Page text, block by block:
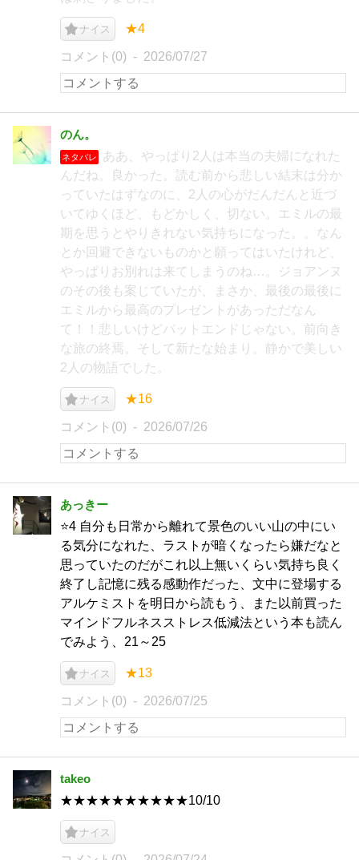
ナイス ★4
コメント(0) 2026/07/27
のん。
ネタバレ
ああ、やっぱり2人は本当の夫婦になれた
んだね。良かった。読む前から悲しい結末は分か
っていたはずなのに、2人の心がだんだんと近づ
いてゆくほど、もどかしく、切ない。エミルの最
期を思うとやりきれない気持ちになった。。なん
とか回避できないものかと願ってはいたけれど、
やっぱりお別れは来てしまうのね…。ジョアンヌ
のその後も案じていたが、まさか、最後の最後に
エミルから最高のプレゼントがあっただなん
て！！悲しいけどバットエンドじゃない。前向き
な旅の終焉。そして新たな始まり。静かで美しい
2人の物語でした。
ナイス ★16
コメント(0) 2026/07/26
あっきー
⭐4 自分も日常から離れて景色のいい山の中にい
る気分になれた、ラストが暗くなったら嫌だなと
思っていたのだがこれ以上無いくらい気持ち良く
終了し記憶に残る感動作だった、文中に登場する
アルケミストを明日から読もう、また以前買った
マインドフルネスストレス低減法という本も読ん
でみよう、21～25
ナイス ★13
コメント(0) 2026/07/25
takeo
★★★★★★★★★★10/10
ナイス